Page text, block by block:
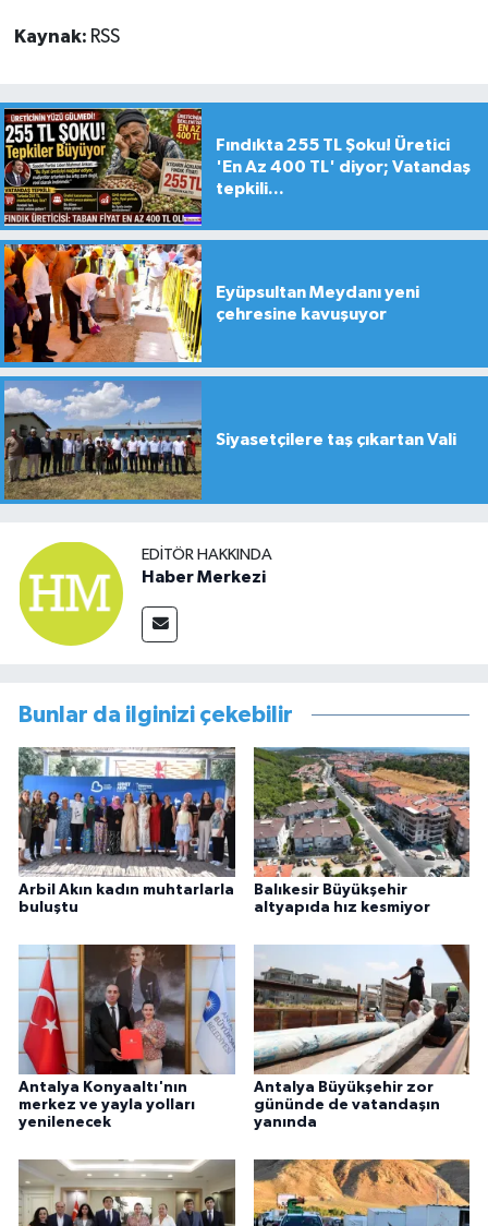
Kaynak: RSS
Fındıkta 255 TL Şoku! Üretici
'En Az 400 TL' diyor; Vatandaş
tepkili...
Eyüpsultan Meydanı yeni
çehresine kavuşuyor
Siyasetçilere taş çıkartan Vali
EDITÖR HAKKINDA
Haber Merkezi
Bunlar da ilginizi çekebilir
Arbil Akın kadın muhtarlarla
buluştu
Balıkesir Büyükşehir
altyapıda hız kesmiyor
Antalya Konyaaltı'nın
merkez ve yayla yolları
yenilenecek
Antalya Büyükşehir zor
gününde de vatandaşın
yanında